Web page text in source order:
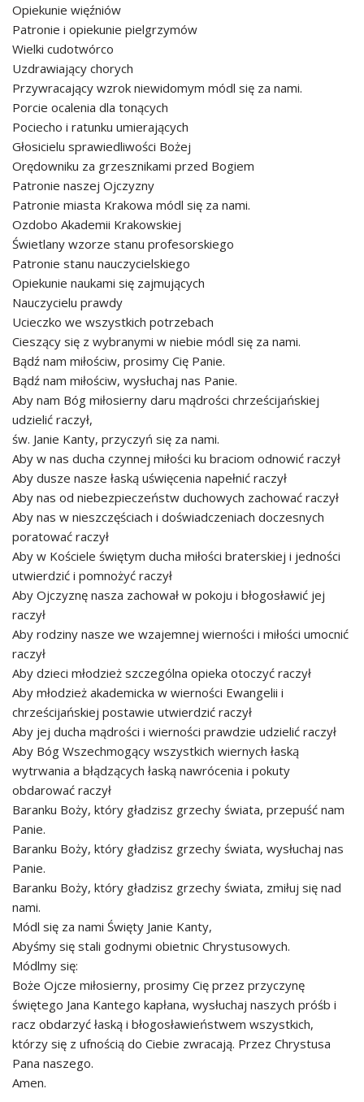
Opiekunie więźniów
Patronie i opiekunie pielgrzymów
Wielki cudotwórco
Uzdrawiający chorych
Przywracający wzrok niewidomym módl się za nami.
Porcie ocalenia dla tonących
Pociecho i ratunku umierających
Głosicielu sprawiedliwości Bożej
Orędowniku za grzesznikami przed Bogiem
Patronie naszej Ojczyzny
Patronie miasta Krakowa módl się za nami.
Ozdobo Akademii Krakowskiej
Świetlany wzorze stanu profesorskiego
Patronie stanu nauczycielskiego
Opiekunie naukami się zajmujących
Nauczycielu prawdy
Ucieczko we wszystkich potrzebach
Cieszący się z wybranymi w niebie módl się za nami.
Bądź nam miłościw, prosimy Cię Panie.
Bądź nam miłościw, wysłuchaj nas Panie.
Aby nam Bóg miłosierny daru mądrości chrześcijańskiej
udzielić raczył,
św. Janie Kanty, przyczyń się za nami.
Aby w nas ducha czynnej miłości ku braciom odnowić raczył
Aby dusze nasze łaską uświęcenia napełnić raczył
Aby nas od niebezpieczeństw duchowych zachować raczył
Aby nas w nieszczęściach i doświadczeniach doczesnych
poratować raczył
Aby w Kościele świętym ducha miłości braterskiej i jedności
utwierdzić i pomnożyć raczył
Aby Ojczyznę nasza zachował w pokoju i błogosławić jej
raczył
Aby rodziny nasze we wzajemnej wierności i miłości umocnić
raczył
Aby dzieci młodzież szczególna opieka otoczyć raczył
Aby młodzież akademicka w wierności Ewangelii i
chrześcijańskiej postawie utwierdzić raczył
Aby jej ducha mądrości i wierności prawdzie udzielić raczył
Aby Bóg Wszechmogący wszystkich wiernych łaską
wytrwania a błądzących łaską nawrócenia i pokuty
obdarować raczył
Baranku Boży, który gładzisz grzechy świata, przepuść nam
Panie.
Baranku Boży, który gładzisz grzechy świata, wysłuchaj nas
Panie.
Baranku Boży, który gładzisz grzechy świata, zmiłuj się nad
nami.
Módl się za nami Święty Janie Kanty,
Abyśmy się stali godnymi obietnic Chrystusowych.
Módlmy się:
Boże Ojcze miłosierny, prosimy Cię przez przyczynę
świętego Jana Kantego kapłana, wysłuchaj naszych próśb i
racz obdarzyć łaską i błogosławieństwem wszystkich,
którzy się z ufnością do Ciebie zwracają. Przez Chrystusa
Pana naszego.
Amen.